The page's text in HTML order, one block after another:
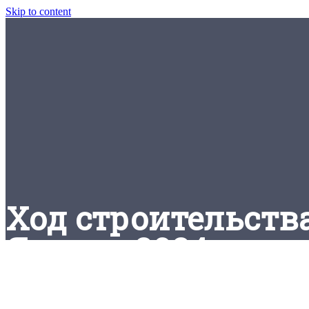
Skip to content
Ход
Январь 2024 года